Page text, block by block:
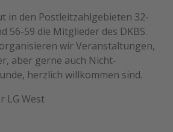
in den Postleitzahlgebieten 32-
56-59 die Mitglieder des DKBS.
wir Veranstaltungen,
aber gerne auch Nicht-
herzlich willkommen sind.
LG West